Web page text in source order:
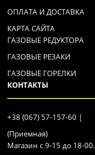
ОПЛАТА И ДОСТАВКА
КАРТА САЙТА
ГАЗОВЫЕ РЕДУКТОРА
ГАЗОВЫЕ РЕЗАКИ
ГАЗОВЫЕ ГОРЕЛКИ
КОНТАКТЫ
+38 (067) 57-157-60 |
(Приемная)
Магазин с 9-15 до 18-00.